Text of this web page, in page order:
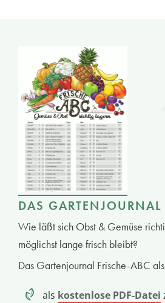
DAS GARTENJOURNAL
Wie läßt sich Obst & Gemüse
möglichst lange frisch bleibt?
Das Gartenjournal Frische-ABC als
als kostenlose PDF-Datei